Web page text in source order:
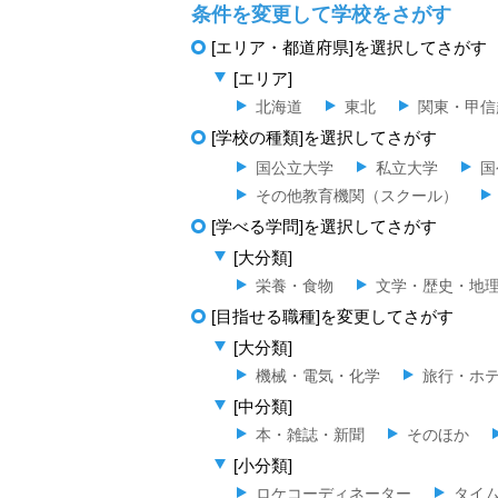
条件を変更して学校をさがす
[エリア・都道府県]を選択してさがす
[エリア]
北海道 東北 関東・甲
[学校の種類]を選択してさがす
国公立大学 私立大学
その他教育機関（スクール）
[学べる学問]を選択してさがす
[大分類]
栄養・食物 文学・歴史・地
[目指せる職種]を変更してさがす
[大分類]
機械・電気・化学 旅行・ホ
[中分類]
本・雑誌・新聞 そのほか
[小分類]
ロケコーディネーター タイ